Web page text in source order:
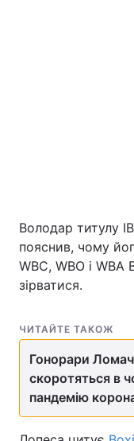
Головна
Україна
Економіка
Спорт
Техно і зв'язок
Володар титулу
пояснив, чому
WBC, WBO і
зірватися.
ЧИТАЙТЕ ТАКОЖ
Гонорари
скоротяться в
пандемію